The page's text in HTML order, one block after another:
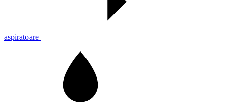
aspiratoare